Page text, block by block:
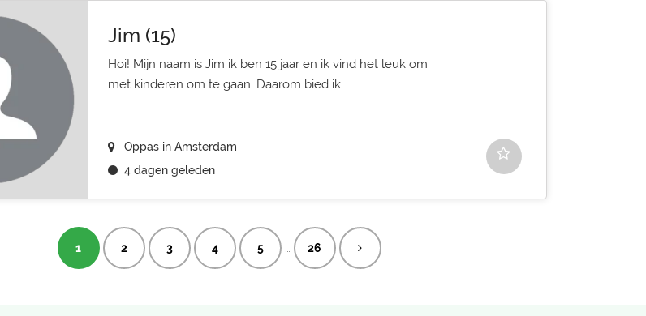
Jim (15)
Hoi! Mijn naam is Jim ik ben 15 jaar en ik vind het leuk om
met kinderen om te gaan. Daarom bied ik ...
Oppas in Amsterdam
4 dagen geleden
1 2 3 4 5 … 26